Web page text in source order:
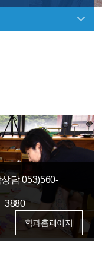
담 053)560-
3880
학과홈페이지